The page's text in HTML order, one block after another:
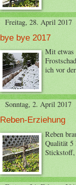
Freitag, 28. April 2017
bye bye 2017
Mit etwas
ich vor
Sonntag, 2. April 2017
Reben-Erziehung
Reben
Qualität 5